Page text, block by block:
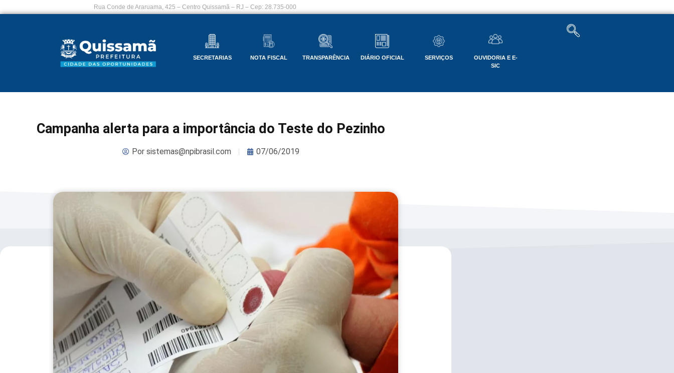
Rua Conde de Araruama, 425 – Centro Quissamã – RJ – Cep: 28.735-000
SECRETARIAS NOTA FISCAL TRANSPARÊNCIA DIÁRIO OFICIAL SERVIÇOS
OUVIDORIA E E-
SIC
Campanha alerta para a importância do Teste do Pezinho
Porsistemas@npibrasil.com 07/06/2019